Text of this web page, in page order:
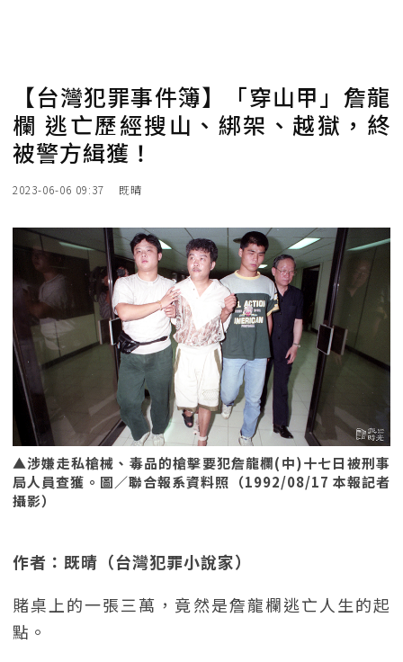
【台灣犯罪事件簿】「穿山甲」詹龍
欄 逃亡歷經搜山、綁架、越獄，終
被警方緝獲！
2023-06-06 09:37 既晴
▲涉嫌走私槍械、毒品的槍擊要犯詹龍欄(中)十七日被刑事
局人員查獲。圖／聯合報系資料照（1992/08/17 本報記者
攝影）
作者：既晴（台灣犯罪小說家）
賭桌上的一張三萬，竟然是詹龍欄逃亡人生的起
點。